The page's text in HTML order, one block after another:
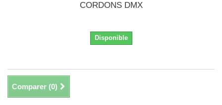
CORDONS DMX
Disponible
Comparer (0)